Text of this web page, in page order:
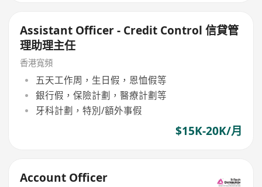
Assistant Officer - Credit Control 信貸管
理助理主任
香港寬頻
五天工作周，生日假，恩恤假等
銀行假，保險計劃，醫療計劃等
牙科計劃，特別/額外事假
$15K-20K/月
Account Officer